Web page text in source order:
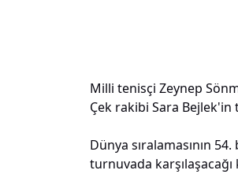
Milli tenisçi Zeynep
Çek rakibi Sara
Dünya sıralamasının
turnuvada karşılaşacağı